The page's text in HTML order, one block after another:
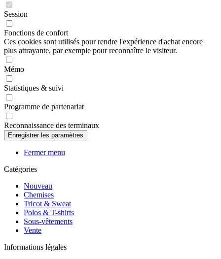
Session
Fonctions de confort
Ces cookies sont utilisés pour rendre l'expérience d'achat encore
plus attrayante, par exemple pour reconnaître le visiteur.
Mémo
Statistiques & suivi
Programme de partenariat
Reconnaissance des terminaux
Fermer menu
Catégories
Nouveau
Chemises
Tricot & Sweat
Polos & T-shirts
Sous-vêtements
Vente
Informations légales